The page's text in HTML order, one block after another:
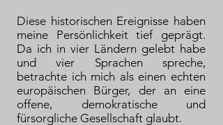
Diese historischen Ereignisse haben
meine Persönlichkeit tief geprägt.
Da ich in vier Ländern gelebt habe
und vier Sprachen spreche,
betrachte ich mich als einen echten
europäischen Bürger, der an eine
offene, demokratische und
fürsorgliche Gesellschaft glaubt.